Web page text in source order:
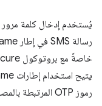
رموز OTP المرتبطة بالمصادر المتداخلة. على سبيل المثال: